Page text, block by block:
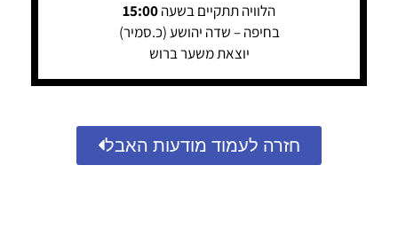
הלוויה תתקיים בשעה15:00
בחיפה – שדה יהושע (כ.סמיר)
יוצאת משער ברוש
חזרה לעמוד מודעות האבל